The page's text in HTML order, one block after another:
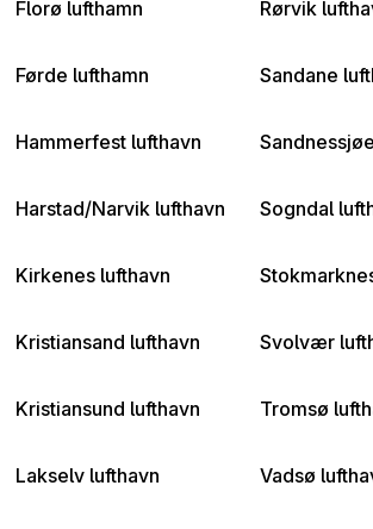
Florø lufthamn Rørvik
Førde lufthamn Sandane
Hammerfest lufthavn
Harstad/Narvik lufthavn Sogndal
Kirkenes lufthavn
Kristiansand lufthavn Svolvær
Kristiansund lufthavn Tromsø
Lakselv lufthavn Vadsø